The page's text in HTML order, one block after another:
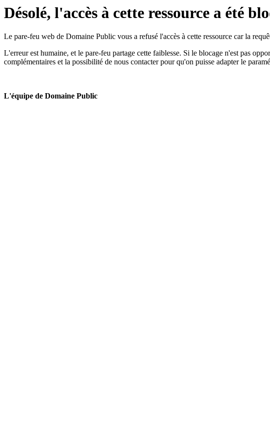
Désolé, l'accès à cette ressource a été
Le pare-feu web de Domaine Public vous a refusé l'accès à cette ressource car la
L'erreur est humaine, et le pare-feu partage cette faiblesse. Si le blocage n'est pas
complémentaires et la possibilité de nous contacter pour qu'on puisse adapter le
L'équipe de Domaine Public